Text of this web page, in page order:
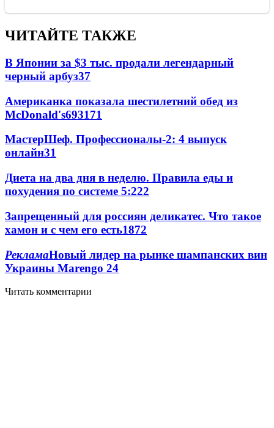
ЧИТАЙТЕ ТАКЖЕ
В Японии за $3 тыс. продали легендарный
черный арбуз37
Американка показала шестилетний обед из
McDonald's693171
МастерШеф. Профессионалы-2: 4 выпуск
онлайн31
Диета на два дня в неделю. Правила еды и
похудения по системе 5:222
Запрещенный для россиян деликатес. Что такое
хамон и с чем его есть1872
РекламаНовый лидер на рынке шампанских вин
Украины Marengo 24
Читать комментарии